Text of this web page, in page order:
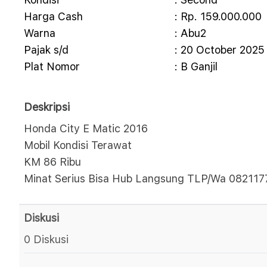
Harga Cash
: Rp. 159.000.000
Warna
: Abu2
Pajak s/d
: 20 October 2025
Plat Nomor
: B Ganjil
Deskripsi
Honda City E Matic 2016
Mobil Kondisi Terawat
KM 86 Ribu
Minat Serius Bisa Hub Langsung TLP/Wa
Diskusi
0 Diskusi